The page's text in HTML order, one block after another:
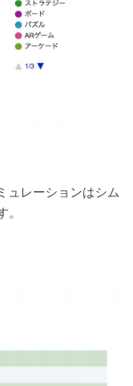
ュレーションはシム